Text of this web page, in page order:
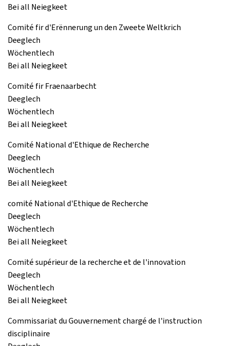
Bei all Neiegkeet
Comité fir d'Erënnerung un den Zweete Weltkrich
Deeglech
Wöchentlech
Bei all Neiegkeet
Comité fir Fraenaarbecht
Deeglech
Wöchentlech
Bei all Neiegkeet
Comité National d'Ethique de Recherche
Deeglech
Wöchentlech
Bei all Neiegkeet
comité National d'Ethique de Recherche
Deeglech
Wöchentlech
Bei all Neiegkeet
Comité supérieur de la recherche et de l'innovation
Deeglech
Wöchentlech
Bei all Neiegkeet
Commissariat du Gouvernement chargé de l'instruction
disciplinaire